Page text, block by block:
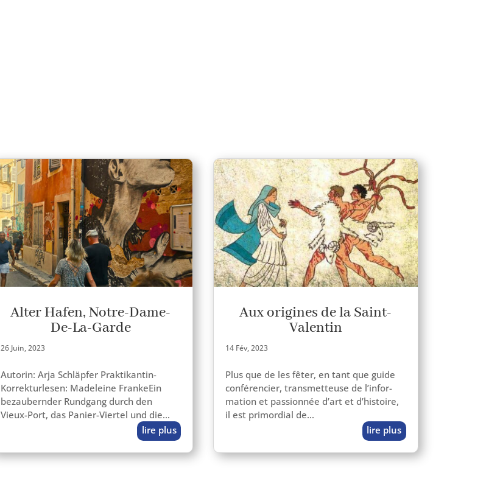
Alter Hafen, Notre-Dame-
De-La-Garde
26 Juin, 2023
Autorin: Arja Schläpfer Praktikantin-
Korrekturlesen: Madeleine FrankeEin
bezau­bern­der Rundgang durch den
Vieux-Port, das Panier-Viertel und die…
lire plus
Aux origines de la Saint-
Valentin
14 Fév, 2023
Plus que de les fêter, en tant que guide
confé­ren­cier, trans­met­teuse de l’in­for­
ma­tion et pas­sion­née d’art et d’his­toire,
il est pri­mor­dial de…
lire plus